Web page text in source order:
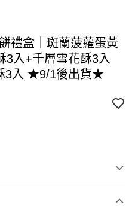
禮盒｜斑蘭菠蘿蛋黃
3入+千層雪花酥3入
3入 ★9/1後出貨★